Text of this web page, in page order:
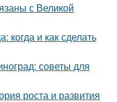
с Великой
когда и как сделать
советы для
роста и развития